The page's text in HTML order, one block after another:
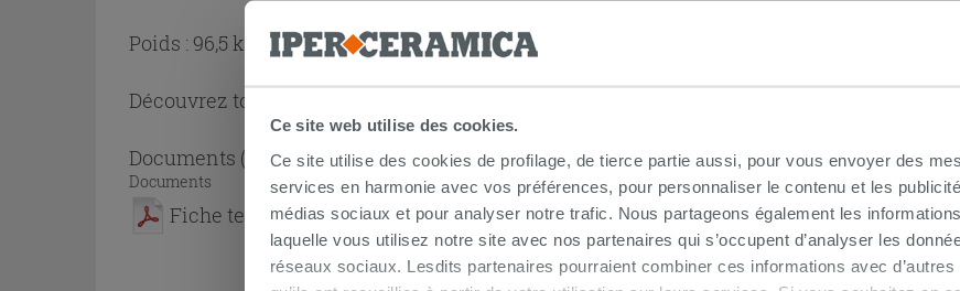
Ce site web utilise des cookies.
Ce site utilise des cookies de profilage, de tierce partie aussi, pour vous envoyer des
services en harmonie avec vos préférences, pour personnaliser le contenu et les
médias sociaux et pour analyser notre trafic. Nous partageons également les
laquelle vous utilisez notre site avec nos partenaires qui s’occupent d’analyser les
réseaux sociaux. Lesdits partenaires pourraient combiner ces informations avec
Poids : 96,5 kg
Découvrez toute la collection
Documents ( 1 - 1 sur 1 )
Documents
Fiche technique